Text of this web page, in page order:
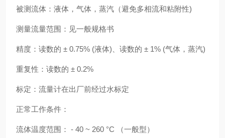
被测流体：液体，气体，蒸汽（避免多相流和粘附性)
测量流量范围：见一般规格书
精度：读数的 ± 0.75% (液体)、读数的 ± 1% (气体，蒸汽)
重复性：读数的 ± 0.2%
标定：流量计在出厂前经过水标定
正常工作条件：
流体温度范围： - 40 ~ 260 °C （一般型）